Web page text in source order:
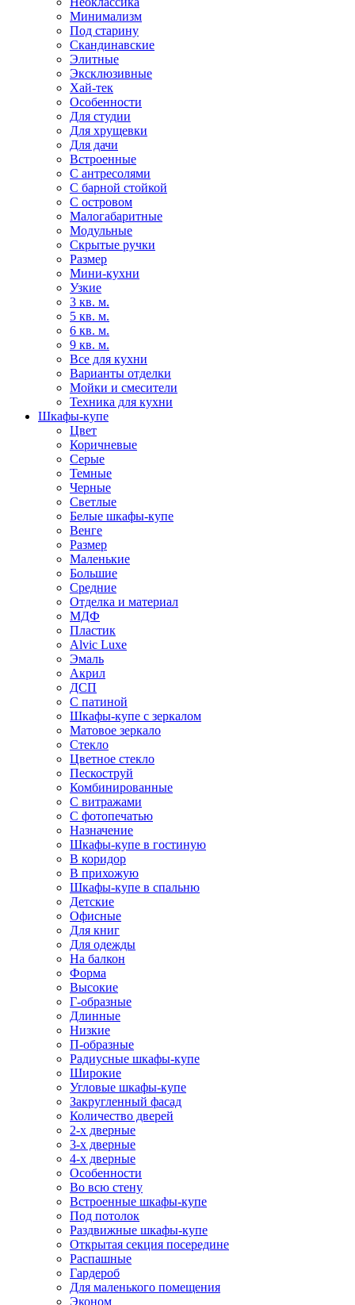
Минимализм
Под старину
Скандинавские
Элитные
Эксклюзивные
Хай-тек
Особенности
Для студии
Для хрущевки
Для дачи
Встроенные
С антресолями
С барной стойкой
С островом
Малогабаритные
Модульные
Скрытые ручки
Размер
Мини-кухни
Узкие
3 кв. м.
5 кв. м.
6 кв. м.
9 кв. м.
Все для кухни
Варианты отделки
Мойки и смесители
Техника для кухни
Шкафы-купе
Цвет
Коричневые
Серые
Темные
Черные
Светлые
Белые шкафы-купе
Венге
Размер
Маленькие
Большие
Средние
Отделка и материал
МДФ
Пластик
Alvic Luxe
Эмаль
Акрил
ДСП
С патиной
Шкафы-купе с зеркалом
Матовое зеркало
Стекло
Цветное стекло
Пескоструй
Комбинированные
С витражами
С фотопечатью
Назначение
Шкафы-купе в гостиную
В коридор
В прихожую
Шкафы-купе в спальню
Детские
Офисные
Для книг
Для одежды
На балкон
Форма
Высокие
Г-образные
Длинные
Низкие
П-образные
Радиусные шкафы-купе
Широкие
Угловые шкафы-купе
Закругленный фасад
Количество дверей
2-х дверные
3-х дверные
4-х дверные
Особенности
Во всю стену
Встроенные шкафы-купе
Под потолок
Раздвижные шкафы-купе
Открытая секция посередине
Распашные
Гардероб
Для маленького помещения
Эконом